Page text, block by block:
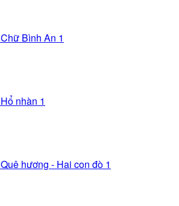
Chữ Bình An 1
Hổ nhàn 1
Quê hương - Hai con đò 1